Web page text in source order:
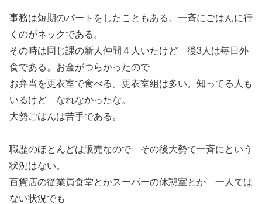
事務は短期のパートをしたこともある。一斉にごはんに行
くのがネックである。
その時は同じ課の新人仲間４人いたけど 後3人は毎日外
食である。お金がつらかったので
お弁当を更衣室で食べる。更衣室組は多い。知ってる人も
いるけど なれなかったな。
大勢ごはんは苦手である。
職歴のほとんどは販売なので その後大勢で一斉にという
状況はない。
百貨店の従業員食堂とかスーパーの休憩室とか 一人では
ない状況でも